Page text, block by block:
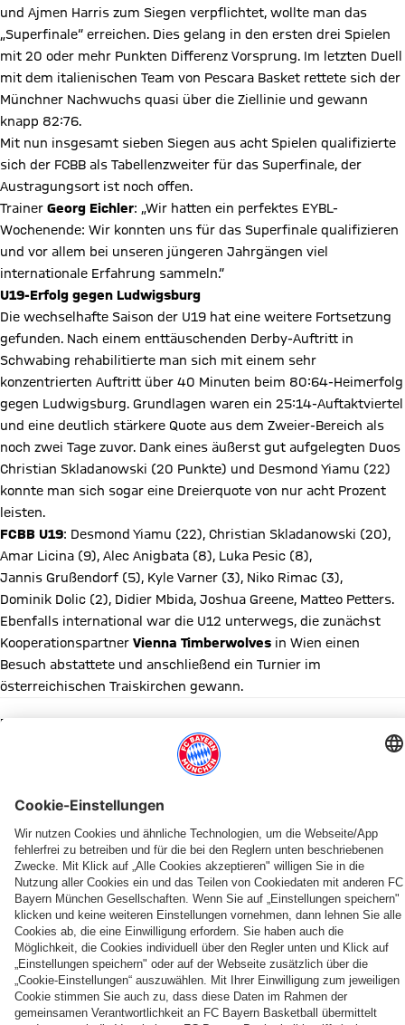
und Ajmen Harris zum Siegen verpflichtet, wollte man das
„Superfinale“ erreichen. Dies gelang in den ersten drei Spielen
mit 20 oder mehr Punkten Differenz Vorsprung. Im letzten Duell
mit dem italienischen Team von Pescara Basket rettete sich der
Münchner Nachwuchs quasi über die Ziellinie und gewann
knapp 82:76.
Mit nun insgesamt sieben Siegen aus acht Spielen qualifizierte
sich der FCBB als Tabellenzweiter für das Superfinale, der
Austragungsort ist noch offen.
Trainer Georg Eichler: „Wir hatten ein perfektes EYBL-
Wochenende: Wir konnten uns für das Superfinale qualifizieren
und vor allem bei unseren jüngeren Jahrgängen viel
internationale Erfahrung sammeln.“
U19-Erfolg gegen Ludwigsburg
Die wechselhafte Saison der U19 hat eine weitere Fortsetzung
gefunden. Nach einem enttäuschenden Derby-Auftritt in
Schwabing rehabilitierte man sich mit einem sehr
konzentrierten Auftritt über 40 Minuten beim 80:64-Heimerfolg
gegen Ludwigsburg. Grundlagen waren ein 25:14-Auftaktviertel
und eine deutlich stärkere Quote aus dem Zweier-Bereich als
noch zwei Tage zuvor. Dank eines äußerst gut aufgelegten Duos
Christian Skladanowski (20 Punkte) und Desmond Yiamu (22)
konnte man sich sogar eine Dreierquote von nur acht Prozent
leisten.
FCBB U19: Desmond Yiamu (22), Christian Skladanowski (20),
Amar Licina (9), Alec Anigbata (8), Luka Pesic (8),
Jannis Grußendorf (5), Kyle Varner (3), Niko Rimac (3),
Dominik Dolic (2), Didier Mbida, Joshua Greene, Matteo Petters.
Ebenfalls international war die U12 unterwegs, die zunächst
Kooperationspartner Vienna Timberwolves in Wien einen
Besuch abstattete und anschließend ein Turnier im
österreichischen Traiskirchen gewann.
Diesen Artikel teilen
WEITERE NEWS
NBBL-VIERTELFINALE
Der
Weg
der
FCBB-
U19
endet
NBBL-PLAYOFFS
Die
U19
benötigt
Dienstag
einen
Sieg
PROB-PLAYOFFS
„Do
or
die“:
Die
jungen
Bayern
ALBERT-SCHWEITZER-TURNIER
Dück
und
Vossenberg
für
die
deutsche
NBBL
Bayern
steht
im
Playoff-
Viertelfinale
gegen
NBBL-PLAYOFFS
Die
U19
muss
Sonntag
ins
dritte
NACHWUCHS
Die
U19
führt
1:0,
die
U16
ANGE
U18
der
Bayern
verpasst
in
Bologna
PARTNER